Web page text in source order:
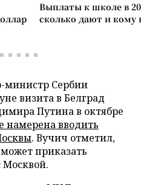
Выплаты к школе в
сколько дают и
Сербии
визита в Белград
Путина в октябре
намерена вводить
. Вучич отметил,
приказать